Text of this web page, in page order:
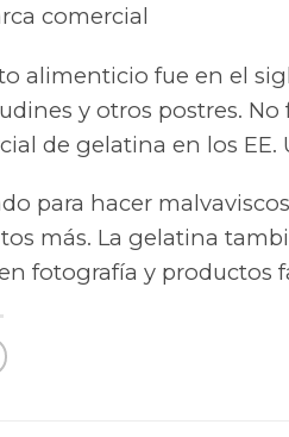
comercial
alimenticio fue en el
y otros postres. No
de gelatina en los EE.
para hacer
más. La gelatina
fotografía y productos